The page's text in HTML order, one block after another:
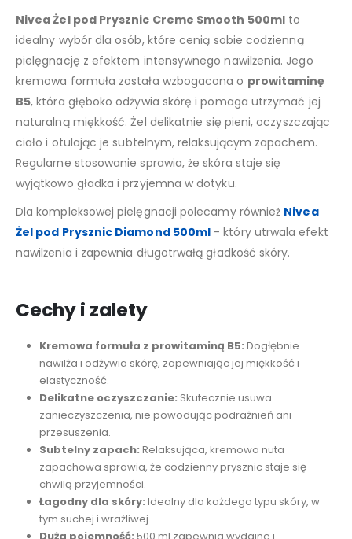
Nivea Żel pod Prysznic Creme Smooth 500mlto
idealny wybór dla osób, które cenią sobie codzienną
pielęgnację z efektem intensywnego nawilżenia. Jego
kremowa formuła została wzbogacona o prowitaminę
B5, która głęboko odżywia skórę i pomaga utrzymać jej
naturalną miękkość. Żel delikatnie się pieni, oczyszczając
ciało i otulając je subtelnym, relaksującym zapachem.
Regularne stosowanie sprawia, że skóra staje się
wyjątkowo gładka i przyjemna w dotyku.
Dla kompleksowej pielęgnacji polecamy również Nivea
Żel pod Prysznic Diamond 500ml – który utrwala efekt
nawilżenia i zapewnia długotrwałą gładkość skóry.
Cechy i zalety
Kremowa formuła z prowitaminą B5: Dogłębnie
nawilża i odżywia skórę, zapewniając jej miękkość i
elastyczność.
Delikatne oczyszczanie: Skutecznie usuwa
zanieczyszczenia, nie powodując podrażnień ani
przesuszenia.
Subtelny zapach: Relaksująca, kremowa nuta
zapachowa sprawia, że codzienny prysznic staje się
chwilą przyjemności.
Łagodny dla skóry: Idealny dla każdego typu skóry, w
tym suchej i wrażliwej.